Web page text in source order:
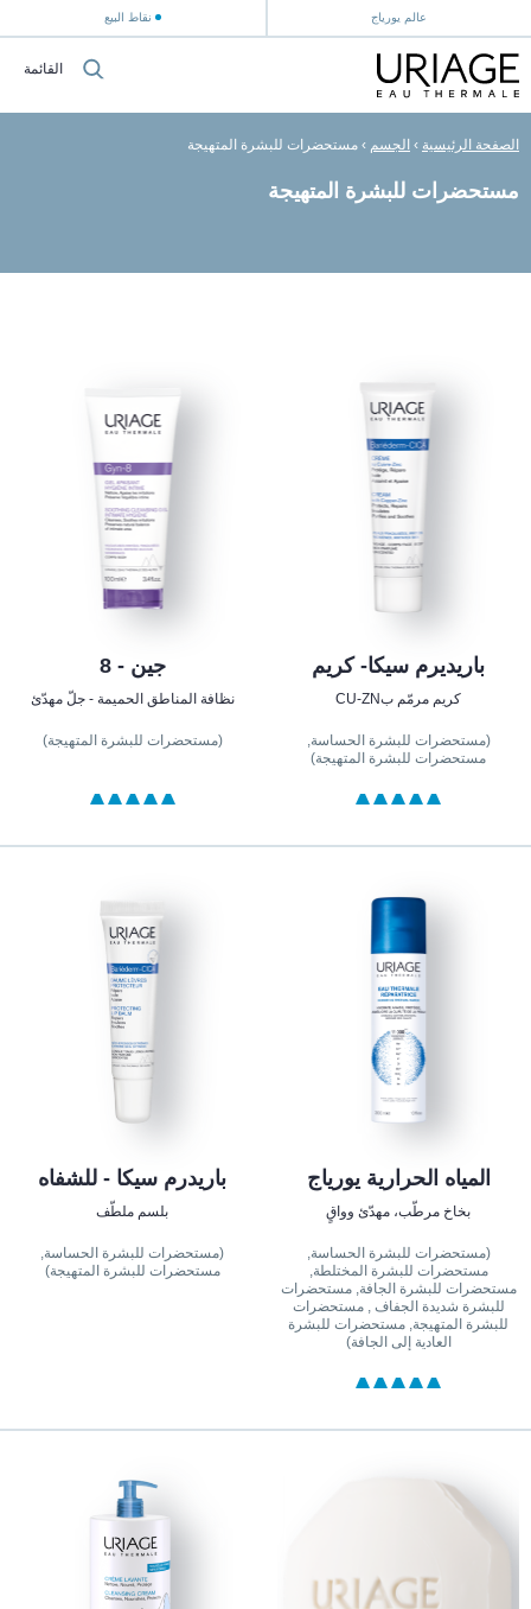
عالم يورياج نقاط البيع
القائمة
الصفحة الرئيسية › الجسم › مستحضرات للبشرة المتهيجة
مستحضرات للبشرة المتهيجة
باريديرم سيكا- كريم
كريم مرمّم بCU-ZN
(مستحضرات للبشرة الحساسة,
مستحضرات للبشرة المتهيجة)
جين - 8
نظافة المناطق الحميمة - جلّ مهدّئ
(مستحضرات للبشرة المتهيجة)
المياه الحرارية يورياج
بخاخ مرطّب، مهدّئ وواقٍ
(مستحضرات للبشرة الحساسة,
مستحضرات للبشرة المختلطة,
مستحضرات للبشرة الجافة, مستحضرات
للبشرة شديدة الجفاف , مستحضرات
للبشرة المتهيجة, مستحضرات للبشرة
العادية إلى الجافة)
باريدرم سيكا - للشفاه
بلسم ملطّف
(مستحضرات للبشرة الحساسة,
مستحضرات للبشرة المتهيجة)